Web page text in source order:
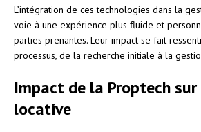
L’intégration de ces technologies dans la
voie à une expérience plus fluide et
parties prenantes. Leur impact se fait
processus, de la recherche initiale à la
Impact de la Proptech
locative